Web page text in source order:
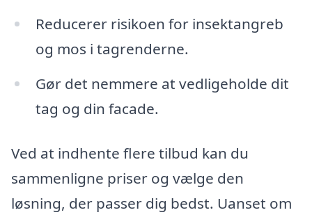
Reducerer risikoen for insektangreb
og mos i tagrenderne.
Gør det nemmere at vedligeholde dit
tag og din facade.
Ved at indhente flere tilbud kan du
sammenligne priser og vælge den
løsning, der passer dig bedst. Uanset om